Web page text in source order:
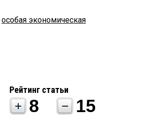
особая экономическая
Рейтинг статьи
8 15